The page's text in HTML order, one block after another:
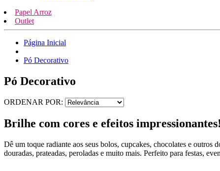
Papel Arroz
Outlet
Página Inicial
Pó Decorativo
Pó Decorativo
ORDENAR POR:
Brilhe com cores e efeitos impressionantes!
Dê um toque radiante aos seus bolos, cupcakes, chocolates e outros
douradas, prateadas, peroladas e muito mais. Perfeito para festas,